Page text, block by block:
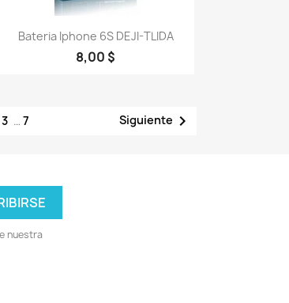
Vista rápida
Bateria Iphone 6S DEJI-TLIDA
8,00 $
3 … 7 Siguiente 
nuestra